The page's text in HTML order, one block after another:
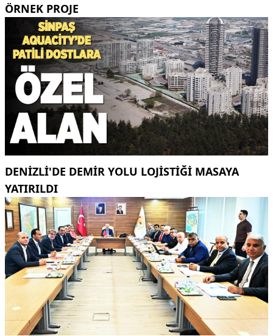
ÖRNEK PROJE
DENİZLİ'DE DEMİR YOLU LOJİSTİĞİ MASAYA
YATIRILDI